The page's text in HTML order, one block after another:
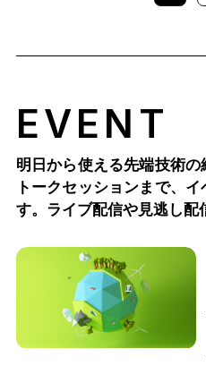
EVENT
明日から使える先端技術
トークセッションまで、 イ
す。ライブ配信や見逃し配